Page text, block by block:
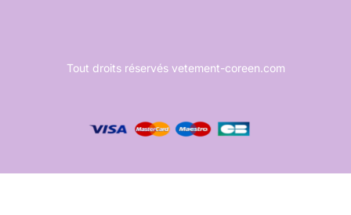
Tout droits réservés vetement-coreen.com